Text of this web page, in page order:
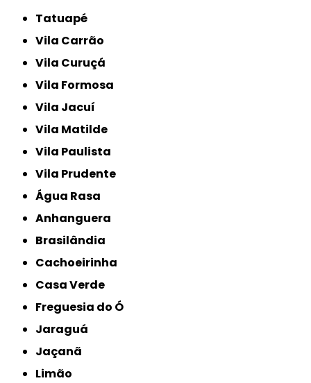
Tatuapé
Vila Carrão
Vila Curuçá
Vila Formosa
Vila Jacuí
Vila Matilde
Vila Paulista
Vila Prudente
Água Rasa
Anhanguera
Brasilândia
Cachoeirinha
Casa Verde
Freguesia do Ó
Jaraguá
Jaçanã
Limão